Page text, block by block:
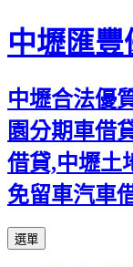
中壢匯
中壢合法優
園分期車借
借貸,中壢土
免留車汽車
選單